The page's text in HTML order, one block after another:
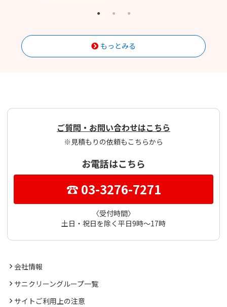
もっとみる
ご質問・お問い合わせはこちら
※見積もりの依頼もこちらから
お電話はこちら
☎ 03-3276-7271
〈受付時間〉
土日・祝日を除く平日9時～17時
会社情報
サニクリーングループ一覧
サイトご利用上の注意